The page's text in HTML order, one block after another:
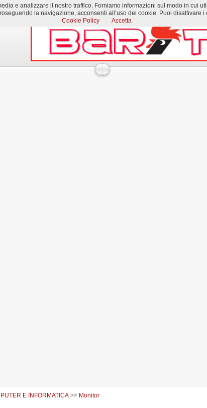
E INFORMATICA Monitor
e analizzare il nostro traffico. Forniamo informazioni sul modo in cui
la navigazione, acconsenti all’uso dei cookie. Puoi
Cookie Policy
Accetta